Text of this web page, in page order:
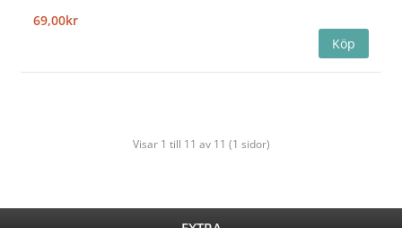
69,00kr
Visar 1 till 11 av 11 (1 sidor)